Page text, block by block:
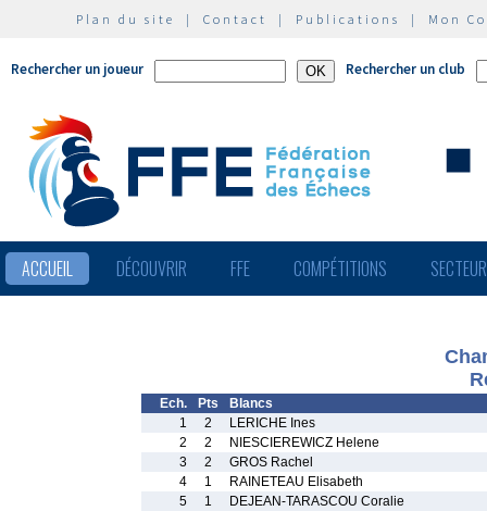
Plan du site | Contact | Publications | Mon
Rechercher un joueur Rechercher un club
ACCUEIL DÉCOUVRIR FFE COMPÉTITIONS
Ech. Pts
Blancs
1
2
LERICHE Ines
2
2
NIESCIEREWICZ Helene
3
2
GROS Rachel
4
1
RAINETEAU Elisabeth
5
1
DEJEAN-TARASCOU Coralie